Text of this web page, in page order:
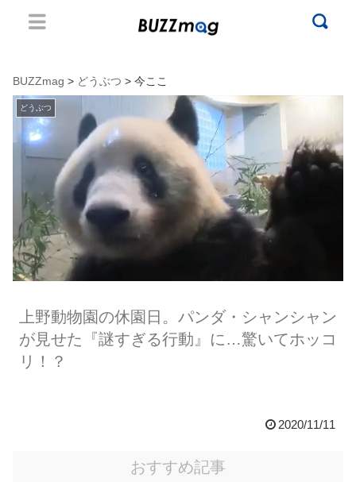
BUZZmag > どうぶつ > 今ここ
どうぶつ
上野動物園の休園日。パンダ・シャンシャン
が見せた『謎すぎる行動』に…驚いてホッコ
リ！？
2020/11/11
おすすめ記事